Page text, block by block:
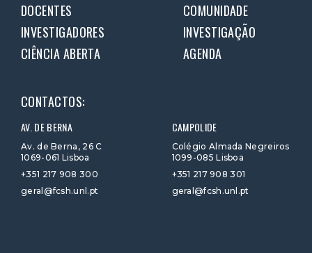
DOCENTES
COMUNIDADE
INVESTIGADORES
INVESTIGAÇÃO
CIÊNCIA ABERTA
AGENDA
CONTACTOS:
AV. DE BERNA
Av. de Berna, 26 C
1069-061 Lisboa
+351 217 908 300
geral@fcsh.unl.pt
CAMPOLIDE
Colégio Almada Negreiros
1099-085 Lisboa
+351 217 908 301
geral@fcsh.unl.pt